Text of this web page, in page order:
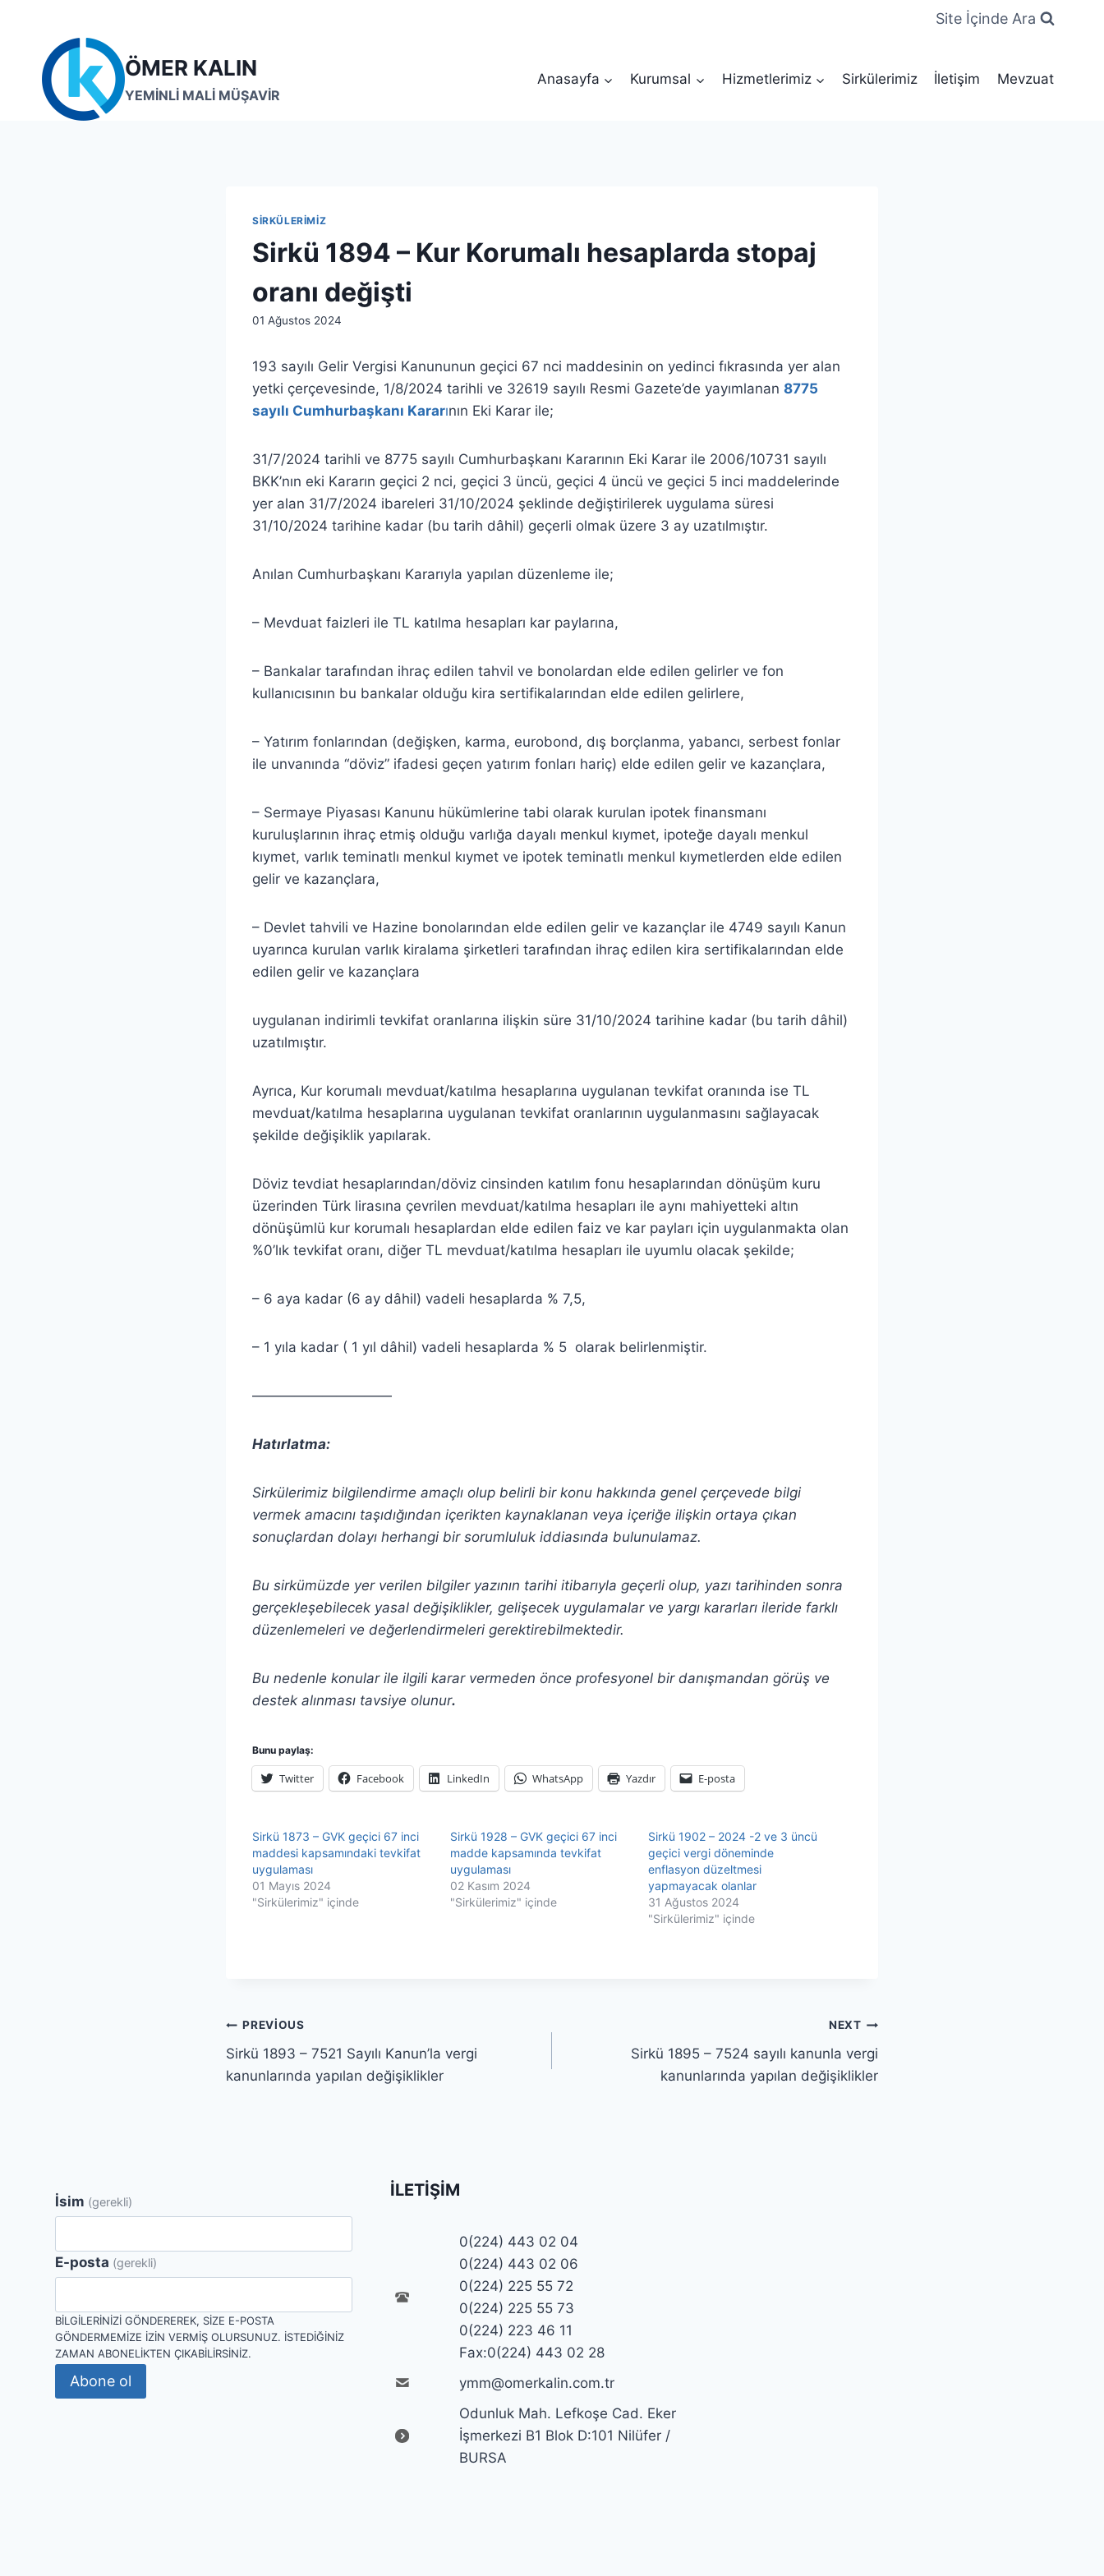
content
Site İçinde Ara
ÖMER KALIN
YEMİNLİ MALİ MÜŞAVİR
Anasayfa Kurumsal Hizmetlerimiz Sirkülerimiz İletişim Mevzuat
SIRKÜLERIMIZ
Sirkü 1894 – Kur Korumalı hesaplarda stopaj
oranı değişti
By
01 Ağustos 2024
193 sayılı Gelir Vergisi Kanununun geçici 67 nci maddesinin on yedinci fıkrasında yer alan
yetki çerçevesinde, 1/8/2024 tarihli ve 32619 sayılı Resmi Gazete’de yayımlanan 8775
sayılı Cumhurbaşkanı Kararının Eki Karar ile;
31/7/2024 tarihli ve 8775 sayılı Cumhurbaşkanı Kararının Eki Karar ile 2006/10731 sayılı
BKK’nın eki Kararın geçici 2 nci, geçici 3 üncü, geçici 4 üncü ve geçici 5 inci maddelerinde
yer alan 31/7/2024 ibareleri 31/10/2024 şeklinde değiştirilerek uygulama süresi
31/10/2024 tarihine kadar (bu tarih dâhil) geçerli olmak üzere 3 ay uzatılmıştır.
Anılan Cumhurbaşkanı Kararıyla yapılan düzenleme ile;
– Mevduat faizleri ile TL katılma hesapları kar paylarına,
– Bankalar tarafından ihraç edilen tahvil ve bonolardan elde edilen gelirler ve fon
kullanıcısının bu bankalar olduğu kira sertifikalarından elde edilen gelirlere,
– Yatırım fonlarından (değişken, karma, eurobond, dış borçlanma, yabancı, serbest fonlar
ile unvanında “döviz” ifadesi geçen yatırım fonları hariç) elde edilen gelir ve kazançlara,
– Sermaye Piyasası Kanunu hükümlerine tabi olarak kurulan ipotek finansmanı
kuruluşlarının ihraç etmiş olduğu varlığa dayalı menkul kıymet, ipoteğe dayalı menkul
kıymet, varlık teminatlı menkul kıymet ve ipotek teminatlı menkul kıymetlerden elde edilen
gelir ve kazançlara,
– Devlet tahvili ve Hazine bonolarından elde edilen gelir ve kazançlar ile 4749 sayılı Kanun
uyarınca kurulan varlık kiralama şirketleri tarafından ihraç edilen kira sertifikalarından elde
edilen gelir ve kazançlara
uygulanan indirimli tevkifat oranlarına ilişkin süre 31/10/2024 tarihine kadar (bu tarih dâhil)
uzatılmıştır.
Ayrıca, Kur korumalı mevduat/katılma hesaplarına uygulanan tevkifat oranında ise TL
mevduat/katılma hesaplarına uygulanan tevkifat oranlarının uygulanmasını sağlayacak
şekilde değişiklik yapılarak.
Döviz tevdiat hesaplarından/döviz cinsinden katılım fonu hesaplarından dönüşüm kuru
üzerinden Türk lirasına çevrilen mevduat/katılma hesapları ile aynı mahiyetteki altın
dönüşümlü kur korumalı hesaplardan elde edilen faiz ve kar payları için uygulanmakta olan
%0’lık tevkifat oranı, diğer TL mevduat/katılma hesapları ile uyumlu olacak şekilde;
– 6 aya kadar (6 ay dâhil) vadeli hesaplarda % 7,5,
– 1 yıla kadar ( 1 yıl dâhil) vadeli hesaplarda % 5 olarak belirlenmiştir.
——————————
Hatırlatma:
Sirkülerimiz bilgilendirme amaçlı olup belirli bir konu hakkında genel çerçevede bilgi
vermek amacını taşıdığından içerikten kaynaklanan veya içeriğe ilişkin ortaya çıkan
sonuçlardan dolayı herhangi bir sorumluluk iddiasında bulunulamaz.
Bu sirkümüzde yer verilen bilgiler yazının tarihi itibarıyla geçerli olup, yazı tarihinden sonra
gerçekleşebilecek yasal değişiklikler, gelişecek uygulamalar ve yargı kararları ileride farklı
düzenlemeleri ve değerlendirmeleri gerektirebilmektedir.
Bu nedenle konular ile ilgili karar vermeden önce profesyonel bir danışmandan görüş ve
destek alınması tavsiye olunur.
Bunu paylaş:
Twitter Facebook LinkedIn WhatsApp Yazdır E-posta
Sirkü 1873 – GVK geçici 67 inci
maddesi kapsamındaki tevkifat
uygulaması
01 Mayıs 2024
"Sirkülerimiz" içinde
Sirkü 1928 – GVK geçici 67 inci
madde kapsamında tevkifat
uygulaması
02 Kasım 2024
"Sirkülerimiz" içinde
Sirkü 1902 – 2024 -2 ve 3 üncü
geçici vergi döneminde
enflasyon düzeltmesi
yapmayacak olanlar
31 Ağustos 2024
"Sirkülerimiz" içinde
Yazı
gezinmesi
PREVIOUS
Sirkü 1893 – 7521 Sayılı Kanun’la vergi
kanunlarında yapılan değişiklikler
NEXT
Sirkü 1895 – 7524 sayılı kanunla vergi
kanunlarında yapılan değişiklikler
İsim (gerekli)
E-posta (gerekli)
BILGILERINIZI GÖNDEREREK, SIZE E-POSTA
GÖNDERMEMIZE IZIN VERMIŞ OLURSUNUZ. İSTEDIĞINIZ
ZAMAN ABONELIKTEN ÇIKABILIRSINIZ.
Abone ol
İLETIŞIM
0(224) 443 02 04
0(224) 443 02 06
0(224) 225 55 72
0(224) 225 55 73
0(224) 223 46 11
Fax:0(224) 443 02 28
ymm@omerkalin.com.tr
Odunluk Mah. Lefkoşe Cad. Eker
İşmerkezi B1 Blok D:101 Nilüfer /
BURSA